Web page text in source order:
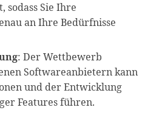
sodass Sie Ihre
an Ihre Bedürfnisse
: Der Wettbewerb
Softwareanbietern kann
und der Entwicklung
Features führen.